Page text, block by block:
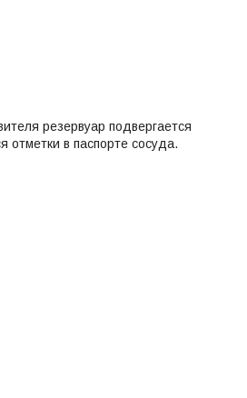
резервуар подвергается
отметки в паспорте сосуда.